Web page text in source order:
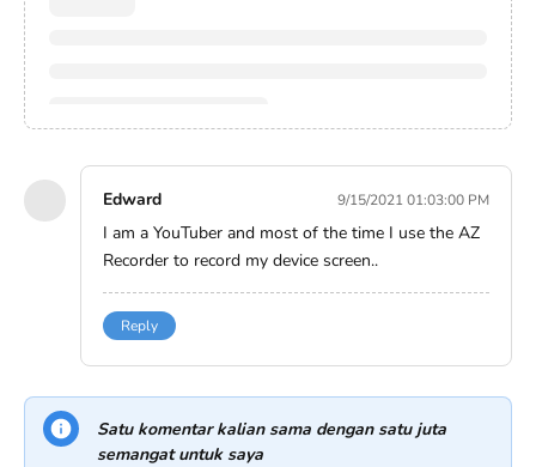
Edward 9/15/2021 01:03:00 PM
I am a YouTuber and most of the time I use the AZ
Recorder ​to record my device screen..
Reply
Satu komentar kalian sama dengan satu juta
semangat untuk saya